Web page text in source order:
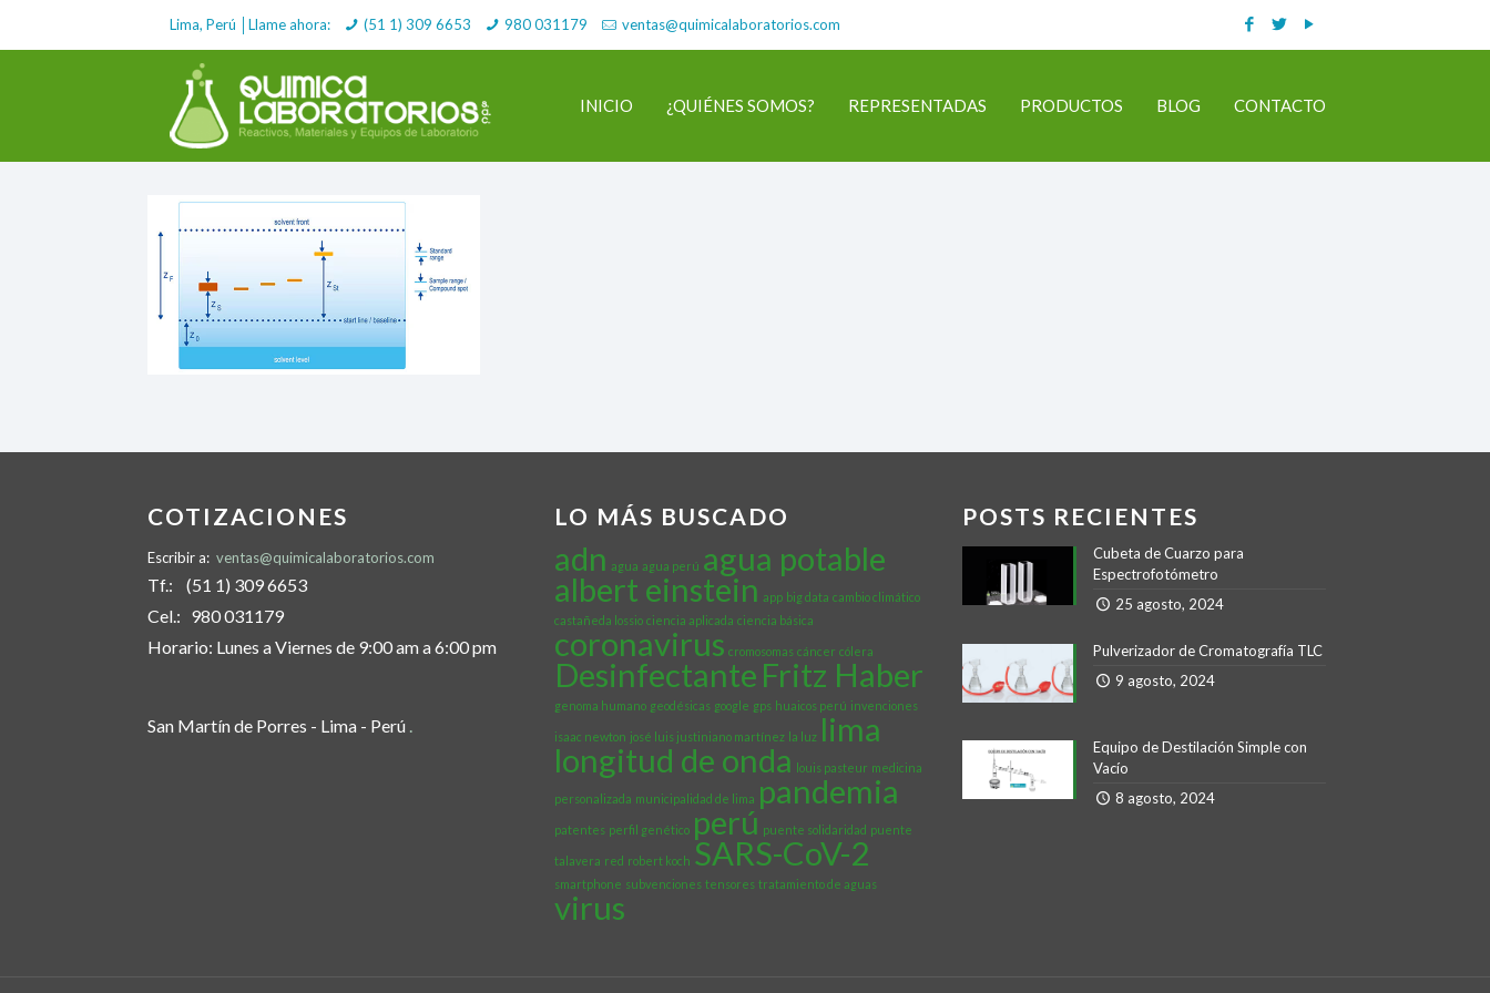
Lima, Perú │Llame ahora: (51 1) 309 6653 980 031179 ventas@quimicalaboratorios.com
INICIO ¿QUIÉNES SOMOS? REPRESENTADAS PRODUCTOS BLOG CONTACTO
COTIZACIONES
Escribir a: ventas@quimicalaboratorios.com
Tf.: (51 1) 309 6653
Cel.: 980 031179
Horario: Lunes a Viernes de 9:00 am a 6:00 pm
San Martín de Porres - Lima - Perú .
LO MÁS BUSCADO
adn agua agua perú agua potable
albert einstein app big data cambio climático
castañeda lossio ciencia aplicada ciencia básica
coronavirus cromosomas cáncer cólera
Desinfectante Fritz Haber
genoma humano geodésicas google gps huaicos perú invenciones
isaac newton josé luis justiniano martínez la luz lima
longitud de onda louis pasteur medicina
personalizada municipalidad de lima pandemia
patentes perfil genético perú puente solidaridad puente
talavera red robert koch SARS-CoV-2
smartphone subvenciones tensores tratamiento de aguas
virus
POSTS RECIENTES
Cubeta de Cuarzo para
Espectrofotómetro
25 agosto, 2024
Pulverizador de Cromatografía TLC
9 agosto, 2024
Equipo de Destilación Simple con
Vacío
8 agosto, 2024